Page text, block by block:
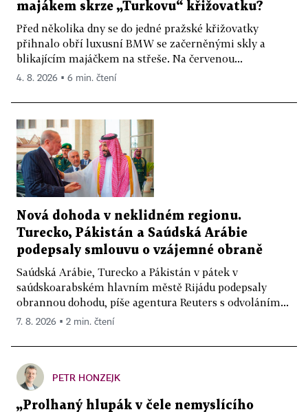
majákem skrze „Turkovu“ křižovatku?
Před několika dny se do jedné pražské křižovatky
přihnalo obří luxusní BMW se začerněnými skly a
blikajícím majáčkem na střeše. Na červenou...
4. 8. 2026 ▪ 6 min. čtení
Nová dohoda v neklidném regionu.
Turecko, Pákistán a Saúdská Arábie
podepsaly smlouvu o vzájemné obraně
Saúdská Arábie, Turecko a Pákistán v pátek v
saúdskoarabském hlavním městě Rijádu podepsaly
obrannou dohodu, píše agentura Reuters s odvoláním...
7. 8. 2026 ▪ 2 min. čtení
PETR HONZEJK
„Prolhaný hlupák v čele nemyslícího